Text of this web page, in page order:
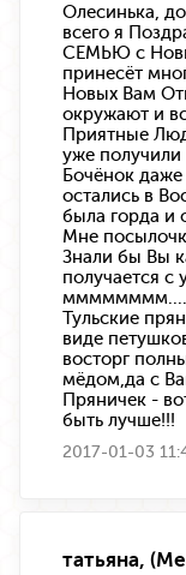
Олесинька,
всего я
СЕМЬЮ с
принесёт
Новых Вам
окружают и
Приятные
уже
Бочёнок
остались в
была горда и
Мне
Знали бы Вы
получается с
Тульские
виде
восторг
мёдом,да с
Пряничек -
быть лучше!!!
2017-01-03
татьяна,